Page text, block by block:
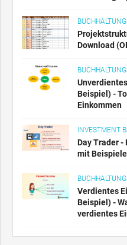
Download
Beispiel) -
Einkommen
INVESTMENT
Day Trader -
mit
Verdientes
Beispiel) -
verdientes